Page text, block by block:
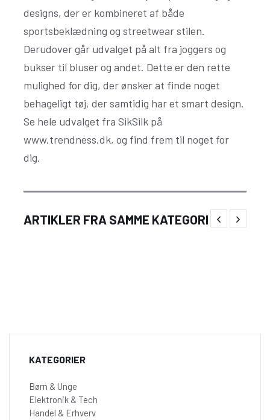
designs, der er kombineret af både
sportsbeklædning og streetwear stilen.
Derudover går udvalget på alt fra joggers og
bukser til bluser og andet. Dette er den rette
mulighed for dig, der ønsker at finde noget
behageligt tøj, der samtidig har et smart design.
Se hele udvalget fra SikSilk på
www.trendness.dk, og find frem til noget for
dig.
ARTIKLER FRA SAMME KATEGORI
Festlige og unikke sidste skoledag kostumer
til piger
KATEGORIER
Børn & Unge
Elektronik & Tech
Handel & Erhverv